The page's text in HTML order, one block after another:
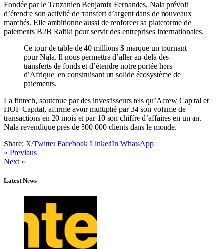
Fondée par le Tanzanien Benjamin Fernandes, Nala prévoit
d’étendre son activité de transfert d’argent dans de nouveaux
marchés. Elle ambitionne aussi de renforcer sa plateforme de
paiements B2B Rafiki pour servir des entreprises internationales.
Ce tour de table de 40 millions $ marque un tournant
pour Nala. Il nous permettra d’aller au-delà des
transferts de fonds et d’étendre notre portée hors
d’Afrique, en construisant un solide écosystème de
paiements.
La fintech, soutenue par des investisseurs tels qu’Acrew Capital et
HOF Capital, affirme avoir multiplié par 34 son volume de
transactions en 20 mois et par 10 son chiffre d’affaires en un an.
Nala revendique près de 500 000 clients dans le monde.
Share: X/Twitter Facebook LinkedIn WhatsApp
« Previous
Next »
Latest News